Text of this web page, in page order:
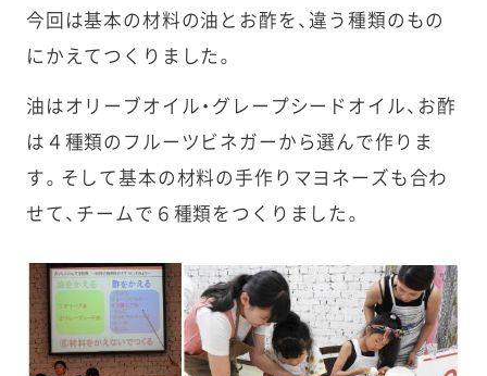
今回は基本の材料の油とお酢を、違う種類のもの
にかえてつくりました。
油はオリーブオイル・グレープシードオイル、お酢
は４種類のフルーツビネガーから選んで作りま
す。そして基本の材料の手作りマヨネーズも合わ
せて、チームで６種類をつくりました。